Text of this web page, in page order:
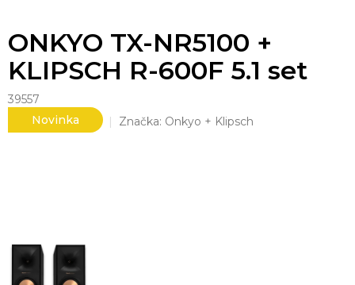
ONKYO TX-NR5100 +
KLIPSCH R-600F 5.1 set
39557
Novinka
Značka: Onkyo + Klipsch